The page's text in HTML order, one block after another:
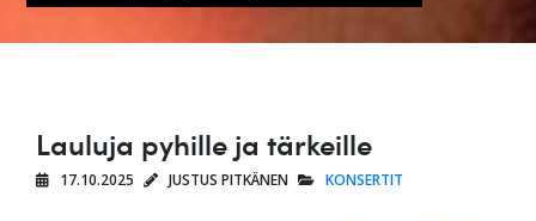
Lauluja pyhille ja tärkeille
17.10.2025 JUSTUS PITKÄNEN KONSERTIT